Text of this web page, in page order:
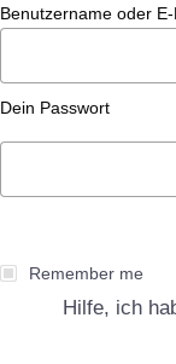
Benutzername oder
Dein Passwort
Remember me
Hilfe, ich